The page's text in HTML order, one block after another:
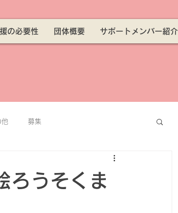
の必要性 団体概要 サポートメンバー紹介
他 募集
ろうそくま